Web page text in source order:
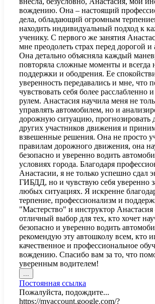
вождению. Она – настоящий
дела, обладающий огромным
находить индивидуальный подход к
ученику. С первого же занятия
мне преодолеть страх перед дорогой
Она детально объясняла каждый
повторяла сложные моменты и всегда
поддержки и ободрения. Ее
уверенность передавались и мне, что
чувствовать себя более расслабленно
рулем. Анастасия научила меня не
управлять автомобилем, но и
дорожную ситуацию, прогнозировать
других участников движения и
взвешенные решения. Она не просто
правилам дорожного движения, она
безопасно и уверенно водить
условиях города. Благодаря
Анастасии, я не только успешно сдал
ГИБДД, но и чувствую себя уверенно
любых ситуациях. Я искренне
терпение, профессионализм и
"Мастерство" и инструктор Анастасия
отличный выбор для тех, кто хочет
безопасно и уверенно водить
рекомендую эту автошколу всем, кто
качественное и профессиональное
вождению. Спасибо вам за то, что
уверенным водителем!
этот
метабокс
в
Постоянная ссылка
Пожалуйста, подождите...
https://myaccount.google.com/?